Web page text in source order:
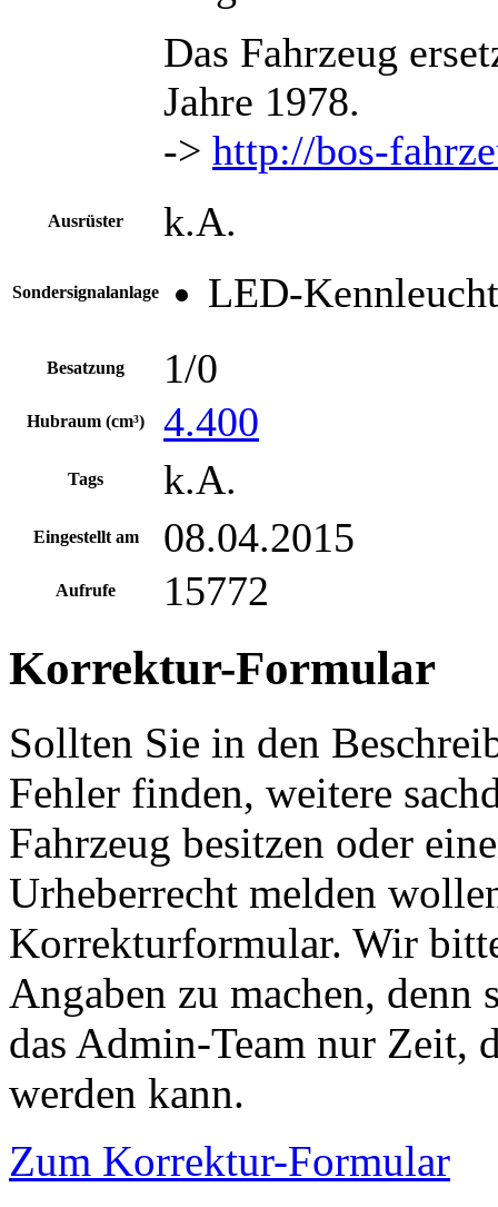
Das Fahrzeug
Jahre 1978.
-> http://bos-
Ausrüster k.A.
Sondersignalanlage LED-
Besatzung 1/0
Hubraum (cm³) 4.400
Tags k.A.
Eingestellt am 08.04.2015
Aufrufe 15772
Korrektur-Formular
Sollten Sie in den
Fehler finden, weitere
Fahrzeug besitzen oder
Urheberrecht melden
Korrekturformular. Wir
Angaben zu machen,
das Admin-Team nur Zeit,
werden kann.
Zum Korrektur-Formular